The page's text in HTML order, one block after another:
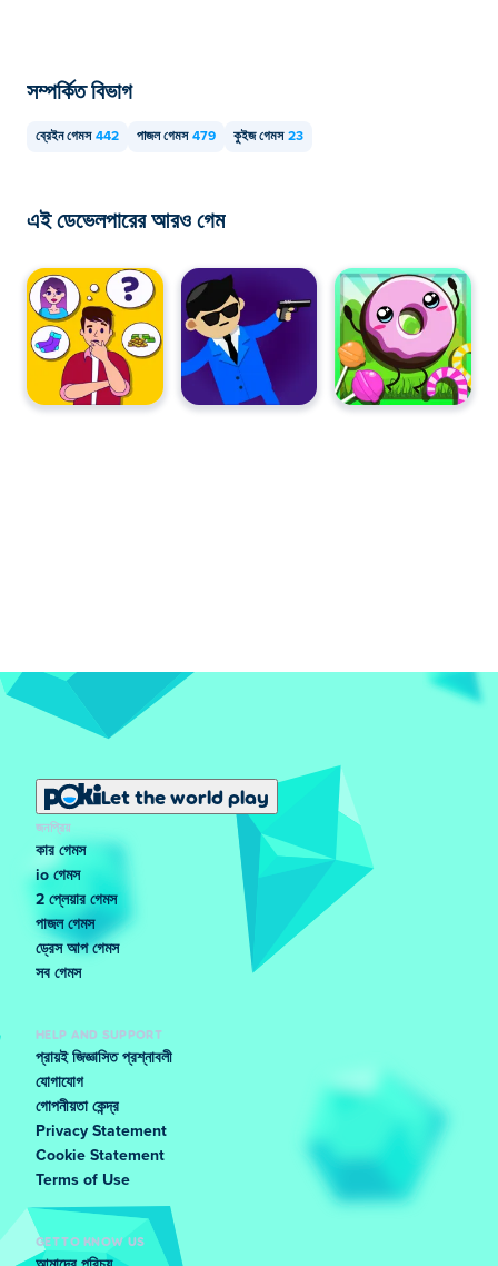
সম্পর্কিত বিভাগ
ব্রেইন গেমস 442 পাজল গেমস 479 কুইজ গেমস 23
এই ডেভেলপারের আরও গেম
Let the world play
জনপ্রিয়
কার গেমস
io গেমস
2 প্লেয়ার গেমস
পাজল গেমস
ড্রেস আপ গেমস
সব গেমস
HELP AND SUPPORT
প্রায়ই জিজ্ঞাসিত প্রশ্নাবলী
যোগাযোগ
গোপনীয়তা কেন্দ্র
Privacy Statement
Cookie Statement
Terms of Use
GET TO KNOW US